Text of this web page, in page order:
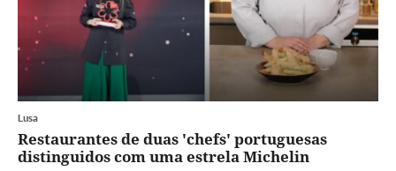
Lusa
Restaurantes de duas 'chefs' portuguesas
distinguidos com uma estrela Michelin